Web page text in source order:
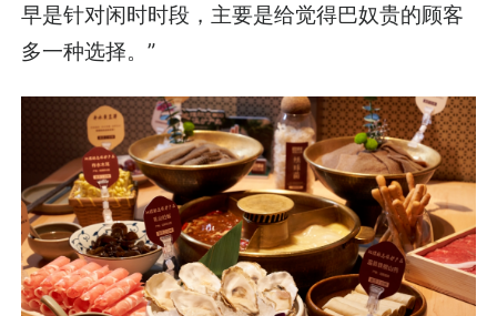
早是针对闲时时段，主要是给觉得巴奴贵的顾客
多一种选择。”